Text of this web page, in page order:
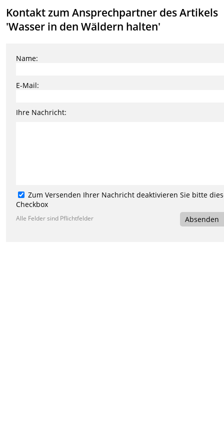
Kontakt zum Ansprechpartner des Artikels
'Wasser in den Wäldern halten'
Name:
E-Mail:
Ihre Nachricht:
Zum Versenden Ihrer Nachricht deaktivieren Sie bitte
Checkbox
Alle Felder sind Pflichtfelder Absenden